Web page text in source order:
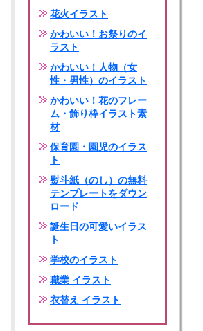
花火イラスト
かわいい！お祭りのイ
ラスト
かわいい！人物（女
性・男性）のイラスト
かわいい！花のフレー
ム・飾り枠イラスト素
材
保育園・園児のイラス
ト
熨斗紙（のし）の無料
テンプレートをダウン
ロード
誕生日の可愛いイラス
ト
学校のイラスト
職業 イラスト
衣替え イラスト